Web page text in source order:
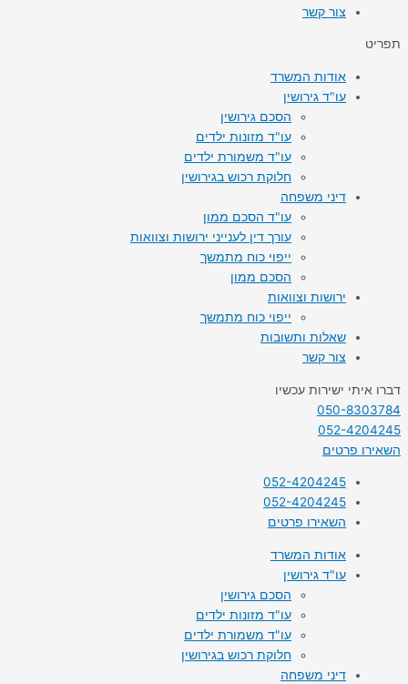
צור קשר
תפריט
אודות המשרד
עו"ד גירושין
הסכם גירושין
עו"ד מזונות ילדים
עו"ד משמורת ילדים
חלוקת רכוש בגירושין
דיני משפחה
עו"ד הסכם ממון
עורך דין לענייני ירושות וצוואות
ייפוי כוח מתמשך
הסכם ממון
ירושות וצוואות
ייפוי כוח מתמשך
שאלות ותשובות
צור קשר
דברו איתי ישירות עכשיו
050-8303784
052-4204245
השאירו פרטים
052-4204245
052-4204245
השאירו פרטים
אודות המשרד
עו"ד גירושין
הסכם גירושין
עו"ד מזונות ילדים
עו"ד משמורת ילדים
חלוקת רכוש בגירושין
דיני משפחה